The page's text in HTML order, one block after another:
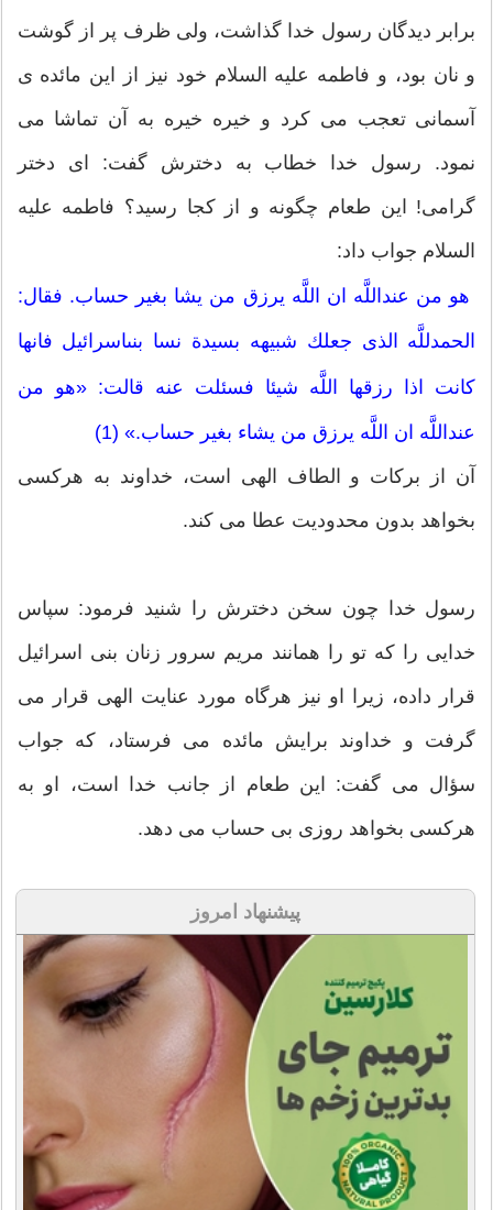
برابر ديدگان رسول خدا گذاشت، ولى ظرف پر از گوشت
و نان بود، و فاطمه عليه السلام خود نيز از اين مائده‏ ى
آسمانى تعجب مى‏ كرد و خيره خيره به آن تماشا مى‏
نمود. رسول خدا خطاب به دخترش گفت: اى دختر
گرامى! اين طعام چگونه و از كجا رسيد؟ فاطمه عليه
السلام جواب داد:
هو من عنداللَّه ان اللَّه يرزق من يشا بغير حساب. فقال:
الحمدللَّه الذى جعلك شبيهه بسيدة نسا بنى‏اسرائيل فانها
كانت اذا رزقها اللَّه شيئا فسئلت عنه قالت: «هو من
عنداللَّه ان اللَّه يرزق من يشاء بغير حساب.» (1)
آن از بركات و الطاف الهى است، خداوند به هركسى
بخواهد بدون محدوديت عطا مى ‏كند.
رسول خدا چون سخن دخترش را شنيد فرمود: سپاس
خدايى را كه تو را همانند مريم سرور زنان بنى‏ اسرائيل
قرار داده، زيرا او نيز هرگاه مورد عنايت الهى قرار مى
‏گرفت و خداوند برايش مائده مى‏ فرستاد، كه جواب
سؤال مى ‏گفت: اين طعام از جانب خدا است، او به
هركسى بخواهد روزى بى‏ حساب مى ‏دهد.
پیشنهاد امروز